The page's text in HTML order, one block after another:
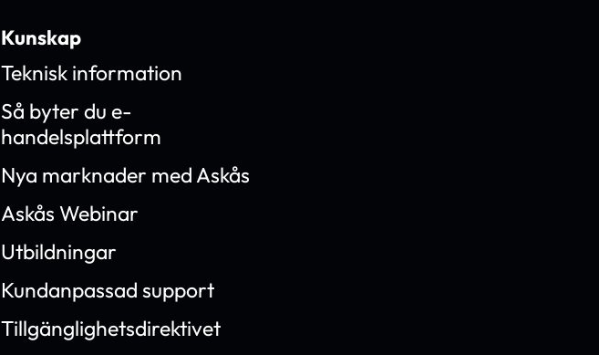
Kunskap
Teknisk information
Så byter du e-
handelsplattform
Nya marknader med Askås
Askås Webinar
Utbildningar
Kundanpassad support
Tillgänglighetsdirektivet